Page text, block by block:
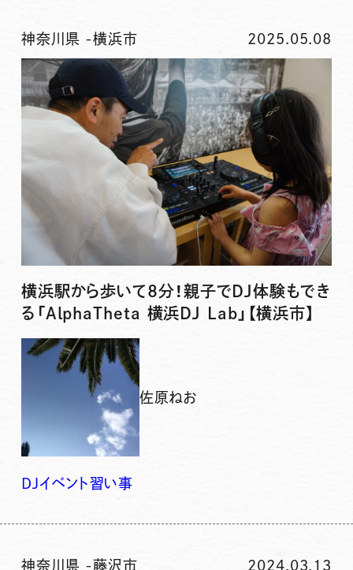
神奈川県 -横浜市 2025.05.08
横浜駅から歩いて8分！親子でDJ体験もでき
る「AlphaTheta 横浜DJ Lab」【横浜市】
佐原ねお
DJイベント習い事
神奈川県 -藤沢市 2024.03.13